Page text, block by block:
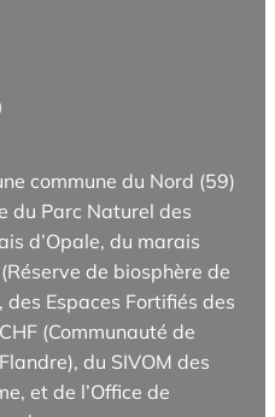
commune du Nord (59)
du Parc Naturel des
d’Opale, du marais
de biosphère de
des Espaces Fortifiés des
(Communauté de
du SIVOM des
et de l’Office de